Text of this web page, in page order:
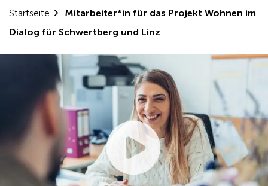
Startseite
Mitarbeiter*in für das Projekt Wohnen im
Dialog für Schwertberg und Linz